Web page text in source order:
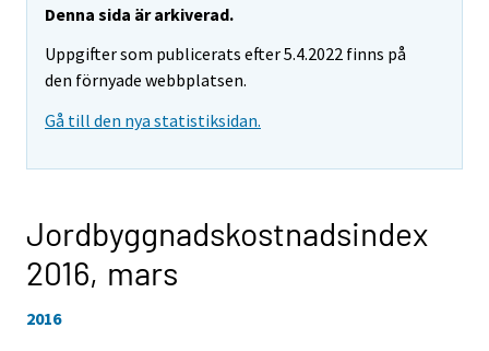
Denna sida är arkiverad.
Uppgifter som publicerats efter 5.4.2022 finns på
den förnyade webbplatsen.
Gå till den nya statistiksidan.
Jordbyggnadskostnadsindex
2016, mars
2016